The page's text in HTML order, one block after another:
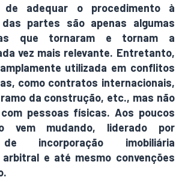
de adequar o procedimento à
partes são apenas algumas
que tornaram e tornam a
vez mais relevante. Entretanto,
utilizada em conflitos
como contratos internacionais,
da construção, etc., mas não
pessoas físicas. Aos poucos
vem mudando, liderado por
incorporação imobiliária
arbitral e até mesmo convenções
.